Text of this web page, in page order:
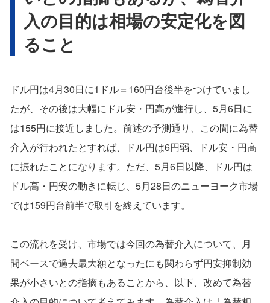
入の目的は相場の安定化を図
ること
ドル円は4月30日に1ドル＝160円台後半をつけていまし
たが、その後は大幅にドル安・円高が進行し、5月6日に
は155円に接近しました。前述の予測通り、この間に為替
介入が行われたとすれば、ドル円は6円弱、ドル安・円高
に振れたことになります。ただ、5月6日以降、ドル円は
ドル高・円安の動きに転じ、5月28日のニューヨーク市場
では159円台前半で取引を終えています。
この流れを受け、市場では今回の為替介入について、月
間ベースで過去最大額となったにも関わらず円安抑制効
果が小さいとの指摘もあることから、以下、改めて為替